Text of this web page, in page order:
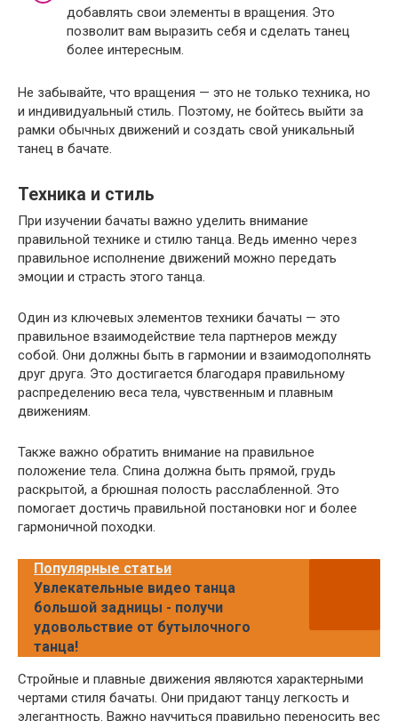
добавлять свои элементы в вращения. Это
позволит вам выразить себя и сделать танец
более интересным.
Не забывайте, что вращения — это не только техника, но
и индивидуальный стиль. Поэтому, не бойтесь выйти за
рамки обычных движений и создать свой уникальный
танец в бачате.
Техника и стиль
При изучении бачаты важно уделить внимание
правильной технике и стилю танца. Ведь именно через
правильное исполнение движений можно передать
эмоции и страсть этого танца.
Один из ключевых элементов техники бачаты — это
правильное взаимодействие тела партнеров между
собой. Они должны быть в гармонии и взаимодополнять
друг друга. Это достигается благодаря правильному
распределению веса тела, чувственным и плавным
движениям.
Также важно обратить внимание на правильное
положение тела. Спина должна быть прямой, грудь
раскрытой, а брюшная полость расслабленной. Это
помогает достичь правильной постановки ног и более
гармоничной походки.
Популярные статьи
Увлекательные видео танца
большой задницы - получи
удовольствие от бутылочного
танца!
Стройные и плавные движения являются характерными
чертами стиля бачаты. Они придают танцу легкость и
элегантность. Важно научиться правильно переносить вес